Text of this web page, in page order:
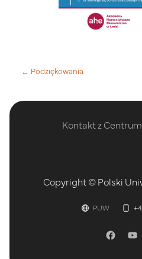
← Podziękowania
Kontakt z
Copyright © Polski
PUW